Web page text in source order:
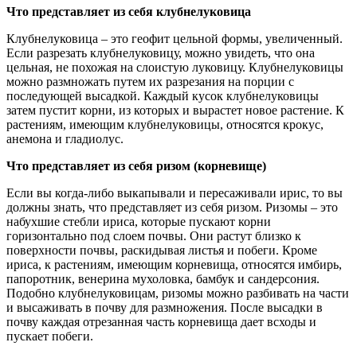
Что представляет из себя клубнелуковица
Клубнелуковица – это геофит цельной формы, увеличенный.
Если разрезать клубнелуковицу, можно увидеть, что она
цельная, не похожая на слоистую луковицу. Клубнелуковицы
можно размножать путем их разрезания на порции с
последующей высадкой. Каждый кусок клубнелуковицы
затем пустит корни, из которых и вырастет новое растение. К
растениям, имеющим клубнелуковицы, относятся крокус,
анемона и гладиолус.
Что представляет из себя ризом (корневище)
Если вы когда-либо выкапывали и пересаживали ирис, то вы
должны знать, что представляет из себя ризом. Ризомы – это
набухшие стебли ириса, которые пускают корни
горизонтально под слоем почвы. Они растут близко к
поверхности почвы, раскидывая листья и побеги. Кроме
ириса, к растениям, имеющим корневища, относятся имбирь,
папоротник, венерина мухоловка, бамбук и сандерсония.
Подобно клубнелуковицам, ризомы можно разбивать на части
и высаживать в почву для размножения. После высадки в
почву каждая отрезанная часть корневища дает всходы и
пускает побеги.